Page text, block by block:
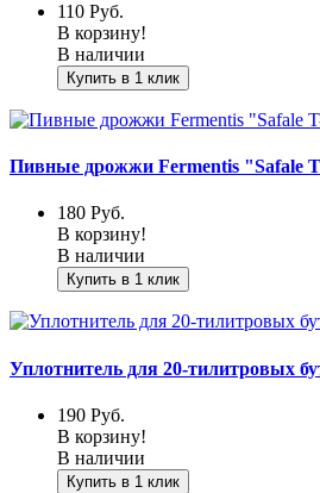
110 Руб.
В корзину!
В наличии
Купить в 1 клик
Пивные дрожжи Fermentis "Safale
180 Руб.
В корзину!
В наличии
Купить в 1 клик
Уплотнитель для 20-тилитровых
190 Руб.
В корзину!
В наличии
Купить в 1 клик